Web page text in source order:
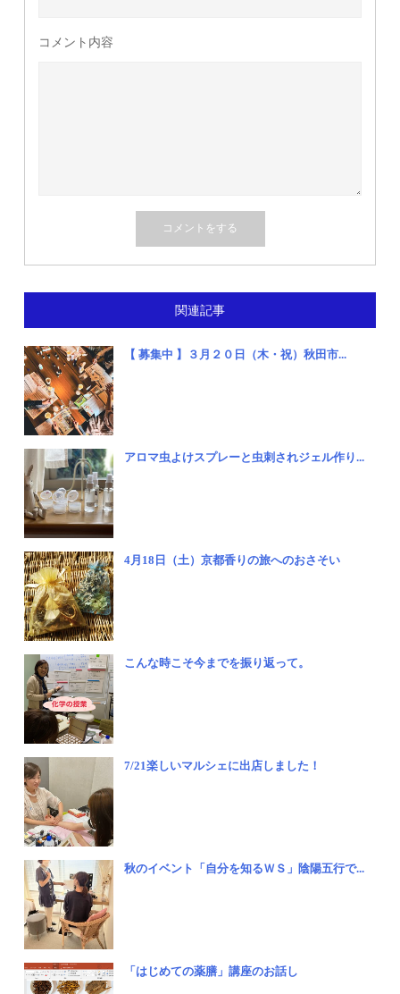
コメント内容
関連記事
【 募集中 】３月２０日（木・祝）秋田市...
アロマ虫よけスプレーと虫刺されジェル作り...
4月18日（土）京都香りの旅へのおさそい
こんな時こそ今までを振り返って。
7/21楽しいマルシェに出店しました！
秋のイベント「自分を知るＷＳ」陰陽五行で...
「はじめての薬膳」講座のお話し